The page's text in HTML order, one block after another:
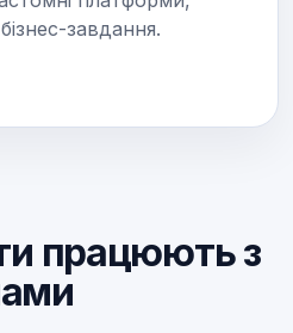
завдання.
працюють з